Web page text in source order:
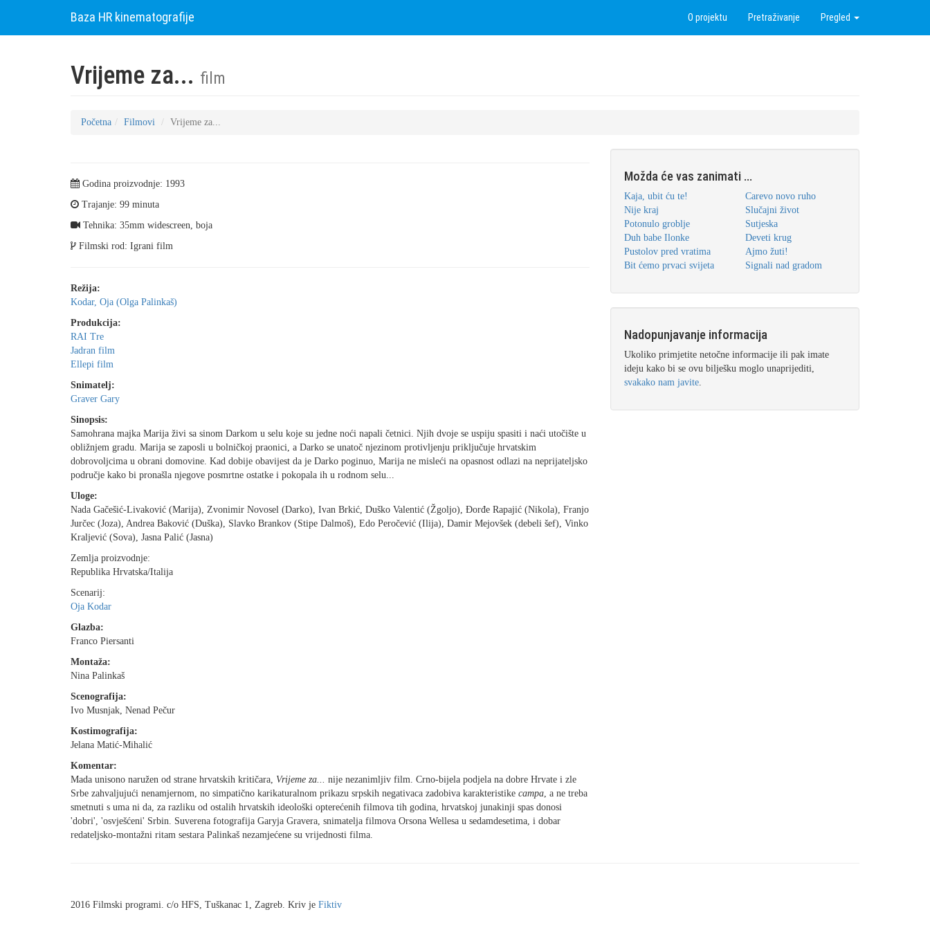
Baza HR kinematografije O projektu Pretraživanje Pregled
Vrijeme za... film
Početna Filmovi Vrijeme za...
Godina proizvodnje: 1993
Trajanje: 99 minuta
Tehnika: 35mm widescreen, boja
Filmski rod: Igrani film
Režija:
Kodar, Oja (Olga Palinkaš)
Produkcija:
RAI Tre
Jadran film
Ellepi film
Snimatelj:
Graver Gary
Sinopsis:
Samohrana majka Marija živi sa sinom Darkom u selu koje su jedne noći napali četnici. Njih dvoje se uspiju spasiti i naći utočište u
obližnjem gradu. Marija se zaposli u bolničkoj praonici, a Darko se unatoč njezinom protivljenju priključuje hrvatskim
dobrovoljcima u obrani domovine. Kad dobije obavijest da je Darko poginuo, Marija ne misleći na opasnost odlazi na neprijateljsko
područje kako bi pronašla njegove posmrtne ostatke i pokopala ih u rodnom selu...
Uloge:
Nada Gačešić-Livaković (Marija), Zvonimir Novosel (Darko), Ivan Brkić, Duško Valentić (Žgoljo), Ðorđe Rapajić (Nikola), Franjo
Jurčec (Joza), Andrea Baković (Duška), Slavko Brankov (Stipe Dalmoš), Edo Peročević (Ilija), Damir Mejovšek (debeli šef), Vinko
Kraljević (Sova), Jasna Palić (Jasna)
Zemlja proizvodnje:
Republika Hrvatska/Italija
Scenarij:
Oja Kodar
Glazba:
Franco Piersanti
Montaža:
Nina Palinkaš
Scenografija:
Ivo Musnjak, Nenad Pečur
Kostimografija:
Jelana Matić-Mihalić
Komentar:
Mada unisono naružen od strane hrvatskih kritičara, Vrijeme za... nije nezanimljiv film. Crno-bijela podjela na dobre Hrvate i zle
Srbe zahvaljujući nenamjernom, no simpatično karikaturalnom prikazu srpskih negativaca zadobiva karakteristike campa, a ne treba
smetnuti s uma ni da, za razliku od ostalih hrvatskih ideološki opterećenih filmova tih godina, hrvatskoj junakinji spas donosi
'dobri', 'osvješćeni' Srbin. Suverena fotografija Garyja Gravera, snimatelja filmova Orsona Wellesa u sedamdesetima, i dobar
redateljsko-montažni ritam sestara Palinkaš nezamjećene su vrijednosti filma.
Možda će vas zanimati ...
Kaja, ubit ću te!
Nije kraj
Potonulo groblje
Duh babe Ilonke
Pustolov pred vratima
Bit ćemo prvaci svijeta
Carevo novo ruho
Slučajni život
Sutjeska
Deveti krug
Ajmo žuti!
Signali nad gradom
Nadopunjavanje informacija
Ukoliko primjetite netočne informacije ili pak imate
ideju kako bi se ovu bilješku moglo unaprijediti,
svakako nam javite.
2016 Filmski programi. c/o HFS, Tuškanac 1, Zagreb. Kriv je Fiktiv